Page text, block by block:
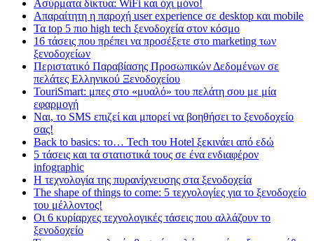
Ασύρματα δίκτυα: WiFi και όχι μόνο!
Απαραίτητη η παροχή user experience σε desktop και mobile
Τα top 5 πιο high tech ξενοδοχεία στον κόσμο
16 τάσεις που πρέπει να προσέξετε στο marketing των
ξενοδοχείων
Περιστατικό Παραβίασης Προσωπικών Δεδομένων σε
πελάτες Ελληνικού Ξενοδοχείου
TouriSmart: μπες στο «μυαλό» του πελάτη σου με μία
εφαρμογή
Ναι, το SMS επιζεί και μπορεί να βοηθήσει το ξενοδοχείο
σας!
Back to basics: το… Tech του Hotel ξεκινάει από εδώ
5 τάσεις και τα στατιστικά τους σε ένα ενδιαφέρον
infographic
Η τεχνολογία της πυρανίχνευσης στα ξενοδοχεία
The shape of things to come: 5 τεχνολογίες για το ξενοδοχείο
του μέλλοντος!
Οι 6 κυρίαρχες τεχνολογικές τάσεις που αλλάζουν το
ξενοδοχείο